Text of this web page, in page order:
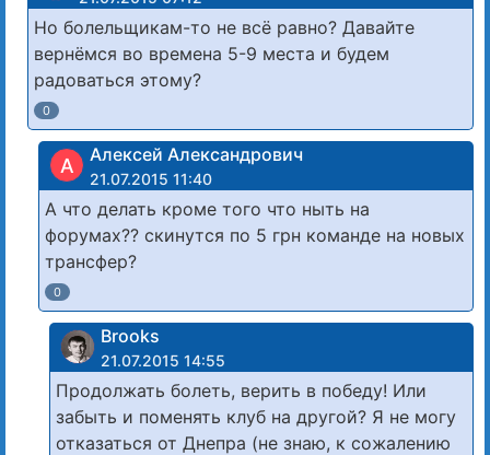
Но болельщикам-то не всё равно? Давайте
вернёмся во времена 5-9 места и будем
радоваться этому?
0
А Алексей Александрович
21.07.2015 11:40
А что делать кроме того что ныть на
форумах?? скинутся по 5 грн команде на новых
трансфер?
0
Brooks
21.07.2015 14:55
Продолжать болеть, верить в победу! Или
забыть и поменять клуб на другой? Я не могу
отказаться от Днепра (не знаю, к сожалению